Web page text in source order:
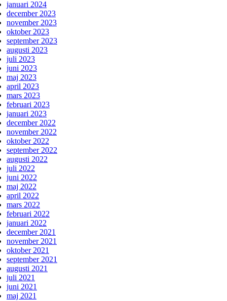
januari 2024
december 2023
november 2023
oktober 2023
september 2023
augusti 2023
juli 2023
juni 2023
maj 2023
april 2023
mars 2023
februari 2023
januari 2023
december 2022
november 2022
oktober 2022
september 2022
augusti 2022
juli 2022
juni 2022
maj 2022
april 2022
mars 2022
februari 2022
januari 2022
december 2021
november 2021
oktober 2021
september 2021
augusti 2021
juli 2021
juni 2021
maj 2021